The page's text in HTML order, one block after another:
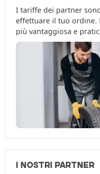
I tariffe dei partner
effettuare il tuo ordine.
più vantaggiosa e
I NOSTRI PARTNER